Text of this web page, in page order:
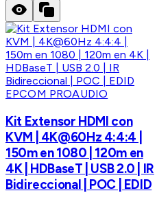
EPCOM PROAUDIO
Kit Extensor HDMI con
KVM | 4K@60Hz 4:4:4 |
150m en 1080 | 120m en
4K | HDBaseT | USB 2.0 | IR
Bidireccional | POC | EDID